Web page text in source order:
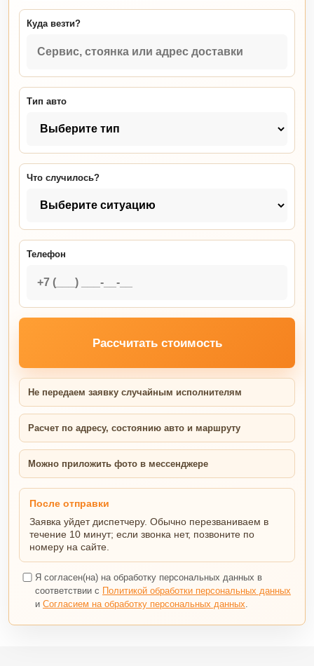
Куда везти?
Тип авто
Что случилось?
Телефон
Рассчитать стоимость
Не передаем заявку случайным исполнителям
Расчет по адресу, состоянию авто и маршруту
Можно приложить фото в мессенджере
После отправки
Заявка уйдет диспетчеру. Обычно перезваниваем в
течение 10 минут; если звонка нет, позвоните по
номеру на сайте.
Я согласен(на) на обработку персональных данных в
соответствии с Политикой обработки персональных данных
и Согласием на обработку персональных данных.